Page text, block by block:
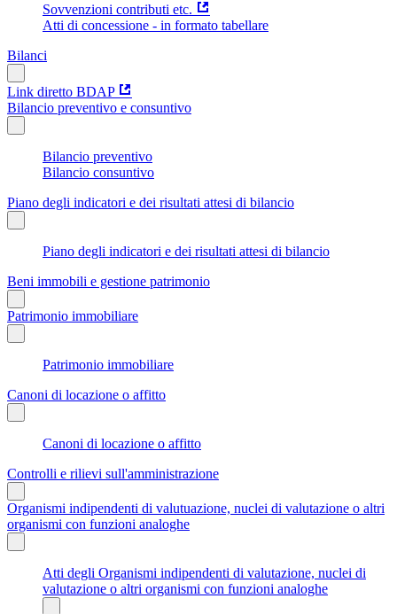
Sovvenzioni contributi etc.
Atti di concessione - in formato tabellare
Bilanci
Link diretto BDAP
Bilancio preventivo e consuntivo
Bilancio preventivo
Bilancio consuntivo
Piano degli indicatori e dei risultati attesi di bilancio
Piano degli indicatori e dei risultati attesi di bilancio
Beni immobili e gestione patrimonio
Patrimonio immobiliare
Patrimonio immobiliare
Canoni di locazione o affitto
Canoni di locazione o affitto
Controlli e rilievi sull'amministrazione
Organismi indipendenti di valutuazione, nuclei di valutazione o altri
organismi con funzioni analoghe
Atti degli Organismi indipendenti di valutazione, nuclei di
valutazione o altri organismi con funzioni analoghe